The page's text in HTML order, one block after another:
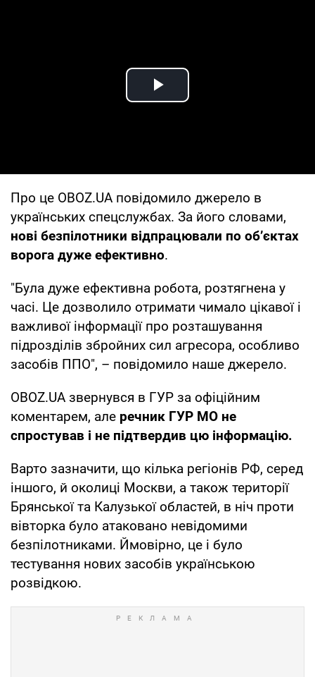
Play Video
Про це OBOZ.UA повідомило джерело в
українських спецслужбах. За його словами,
нові безпілотники відпрацювали по об’єктах
ворога дуже ефективно.
"Була дуже ефективна робота, розтягнена у
часі. Це дозволило отримати чимало цікавої і
важливої інформації про розташування
підрозділів збройних сил агресора, особливо
засобів ППО", – повідомило наше джерело.
OBOZ.UA звернувся в ГУР за офіційним
коментарем, але речник ГУР МО не
спростував і не підтвердив цю інформацію.
Варто зазначити, що кілька регіонів РФ, серед
іншого, й околиці Москви, а також території
Брянської та Калузької областей, в ніч проти
вівторка було атаковано невідомими
безпілотниками. Ймовірно, це і було
тестування нових засобів українською
розвідкою.